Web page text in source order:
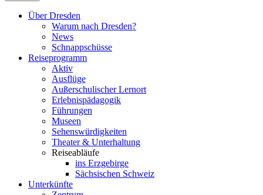
Über Dresden
Warum nach Dresden?
News
Schnappschüsse
Reiseprogramm
Aktiv
Ausflüge
Außerschulischer Lernort
Erlebnispädagogik
Führungen
Museen
Sehenswürdigkeiten
Theater & Unterhaltung
Reiseabläufe
ins Erzgebirge
Sächsischen Schweiz
Unterkünfte